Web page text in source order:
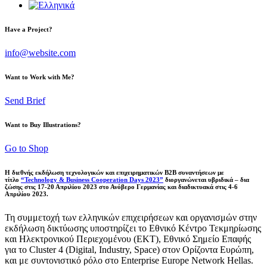
facebook-
linkedin
twitter-
Have a Project?
info@website.com
Want to Work with Me?
Send Brief
Want to Buy Illustrations?
Go to Shop
Η διεθνής εκδήλωση τεχνολογικών και επιχειρηματικών B2B συναντήσεων με
τίτλο “Technology & Business Cooperation Days 2023” διοργανώνεται υβριδικά – δια
ζώσης στις 17-20 Απριλίου 2023 στο Ανόβερο Γερμανίας και διαδικτυακά στις 4-6
Απριλίου 2023.
Τη συμμετοχή των ελληνικών επιχειρήσεων και οργανισμών στην
εκδήλωση δικτύωσης υποστηρίζει το Εθνικό Κέντρο Τεκμηρίωσης
και Ηλεκτρονικού Περιεχομένου (EKT), Εθνικό Σημείο Επαφής
για το Cluster 4 (Digital, Industry, Space) στον Ορίζοντα Ευρώπη,
και με συντονιστικό ρόλο στο Enterprise Europe Network Hellas.